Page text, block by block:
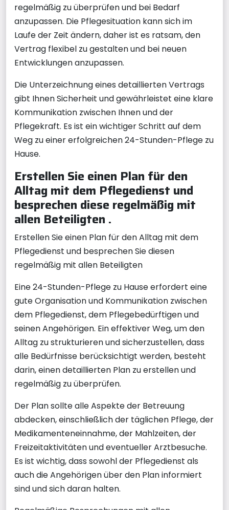
regelmäßig zu überprüfen und bei Bedarf
anzupassen. Die Pflegesituation kann sich im
Laufe der Zeit ändern, daher ist es ratsam, den
Vertrag flexibel zu gestalten und bei neuen
Entwicklungen anzupassen.
Die Unterzeichnung eines detaillierten Vertrags
gibt Ihnen Sicherheit und gewährleistet eine klare
Kommunikation zwischen Ihnen und der
Pflegekraft. Es ist ein wichtiger Schritt auf dem
Weg zu einer erfolgreichen 24-Stunden-Pflege zu
Hause.
Erstellen Sie einen Plan für den
Alltag mit dem Pflegedienst und
besprechen diese regelmäßig mit
allen Beteiligten .
Erstellen Sie einen Plan für den Alltag mit dem
Pflegedienst und besprechen Sie diesen
regelmäßig mit allen Beteiligten
Eine 24-Stunden-Pflege zu Hause erfordert eine
gute Organisation und Kommunikation zwischen
dem Pflegedienst, dem Pflegebedürftigen und
seinen Angehörigen. Ein effektiver Weg, um den
Alltag zu strukturieren und sicherzustellen, dass
alle Bedürfnisse berücksichtigt werden, besteht
darin, einen detaillierten Plan zu erstellen und
regelmäßig zu überprüfen.
Der Plan sollte alle Aspekte der Betreuung
abdecken, einschließlich der täglichen Pflege, der
Medikamenteneinnahme, der Mahlzeiten, der
Freizeitaktivitäten und eventueller Arztbesuche.
Es ist wichtig, dass sowohl der Pflegedienst als
auch die Angehörigen über den Plan informiert
sind und sich daran halten.